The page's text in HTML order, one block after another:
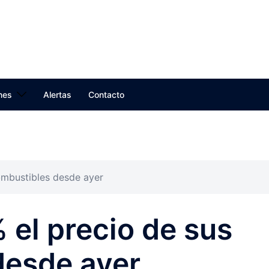
Alertas Contacto
desde ayer
el precio de sus